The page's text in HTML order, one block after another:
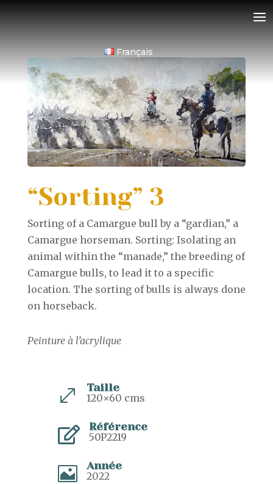
Français
“Sorting” 3
Sorting of a Camargue bull by a “gardian,” a
Camargue horseman. Sorting: Isolating an
animal within the “manade,” the breeding of
Camargue bulls, to lead it to a specific
location. The sorting of bulls is always done
on horseback.
Peinture à l’acrylique
.
Taille
120×60 cms

Référence
50P2219

Année
2022